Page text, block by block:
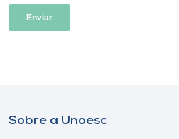
Sobre a Unoesc